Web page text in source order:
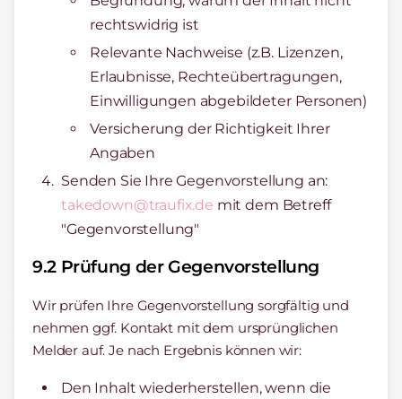
rechtswidrig ist
Relevante Nachweise (z.B. Lizenzen,
Erlaubnisse, Rechteübertragungen,
Einwilligungen abgebildeter Personen)
Versicherung der Richtigkeit Ihrer
Angaben
Senden Sie Ihre Gegenvorstellung an:
takedown@traufix.de mit dem Betreff
"Gegenvorstellung"
9.2 Prüfung der Gegenvorstellung
Wir prüfen Ihre Gegenvorstellung sorgfältig und
nehmen ggf. Kontakt mit dem ursprünglichen
Melder auf. Je nach Ergebnis können wir:
Den Inhalt wiederherstellen, wenn die